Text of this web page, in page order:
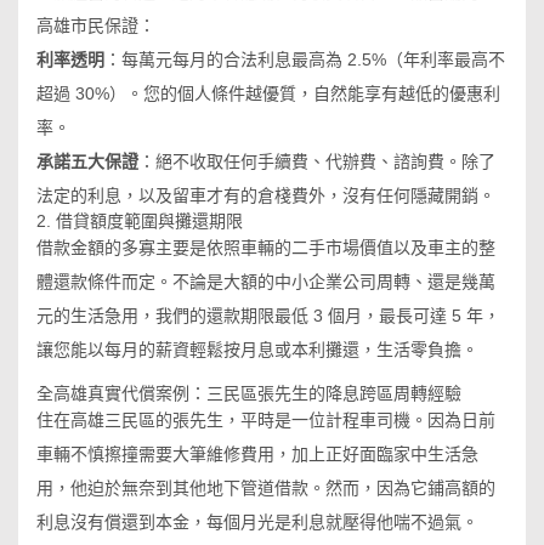
高雄市民保證：
利率透明 ：每萬元每月的合法利息最高為 2.5%（年利率最高不
超過 30%）。您的個人條件越優質，自然能享有越低的優惠利
率。
承諾五大保證 ：絕不收取任何手續費、代辦費、諮詢費。除了
法定的利息，以及留車才有的倉棧費外，沒有任何隱藏開銷。
2. 借貸額度範圍與攤還期限
借款金額的多寡主要是依照車輛的二手市場價值以及車主的整
體還款條件而定。不論是大額的中小企業公司周轉、還是幾萬
元的生活急用，我們的還款期限最低 3 個月，最長可達 5 年，
讓您能以每月的薪資輕鬆按月息或本利攤還，生活零負擔。
全高雄真實代償案例：三民區張先生的降息跨區周轉經驗
住在高雄三民區的張先生，平時是一位計程車司機。因為日前
車輛不慎擦撞需要大筆維修費用，加上正好面臨家中生活急
用，他迫於無奈到其他地下管道借款。然而，因為它鋪高額的
利息沒有償還到本金，每個月光是利息就壓得他喘不過氣。